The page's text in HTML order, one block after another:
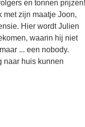
en tonnen prijzen!
met zijn maatje Joon,
Hier wordt Julien
waarin hij niet
... een nobody.
naar huis kunnen